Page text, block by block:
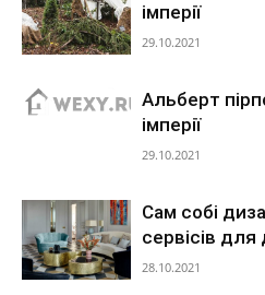
імперії
29.10.2021
Альберт
імперії
29.10.2021
Сам собі
сервісів для
28.10.2021